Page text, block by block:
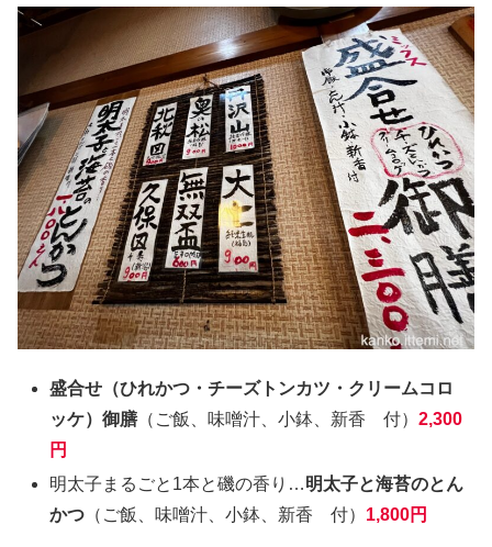
盛合せ（ひれかつ・チーズトンカツ・クリームコロ
ッケ）御膳（ご飯、味噌汁、小鉢、新香 付）2,300
円
明太子まるごと1本と磯の香り…明太子と海苔のとん
かつ （ご飯、味噌汁、小鉢、新香 付） 1,800円